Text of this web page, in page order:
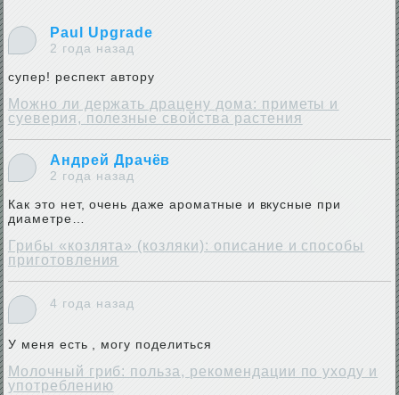
Paul Upgrade
2 года назад
супер! респект автору
Можно ли держать драцену дома: приметы и
суеверия, полезные свойства растения
Андрей Драчёв
2 года назад
Как это нет, очень даже ароматные и вкусные при
диаметре…
Грибы «козлята» (козляки): описание и способы
приготовления
4 года назад
У меня есть , могу поделиться
Молочный гриб: польза, рекомендации по уходу и
употреблению